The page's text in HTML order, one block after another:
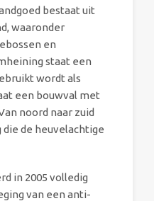
bestaat uit
waaronder
en
staat een
wordt als
een bouwval met
noord naar zuid
de heuvelachtige
in 2005 volledig
van een anti-